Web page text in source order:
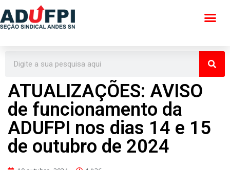
Pular
conteúdo
ATUALIZAÇÕES: AVISO
de funcionamento da
ADUFPI nos dias 14 e 15
de outubro de 2024